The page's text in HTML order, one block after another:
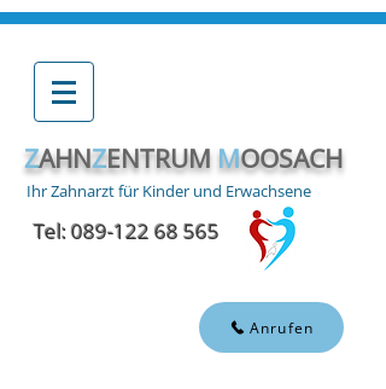
ZAHNZENTRUMMOOSACH
Ihr Zahnarzt für Kinder und Erwachsene
Tel:089-122 68 565
Anrufen